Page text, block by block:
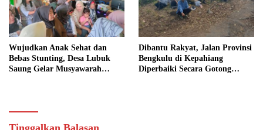
Wujudkan Anak Sehat dan
Bebas Stunting, Desa Lubuk
Saung Gelar Musyawarah
Dibantu Rakyat, Jalan Provinsi
Bengkulu di Kepahiang
Diperbaiki Secara Gotong